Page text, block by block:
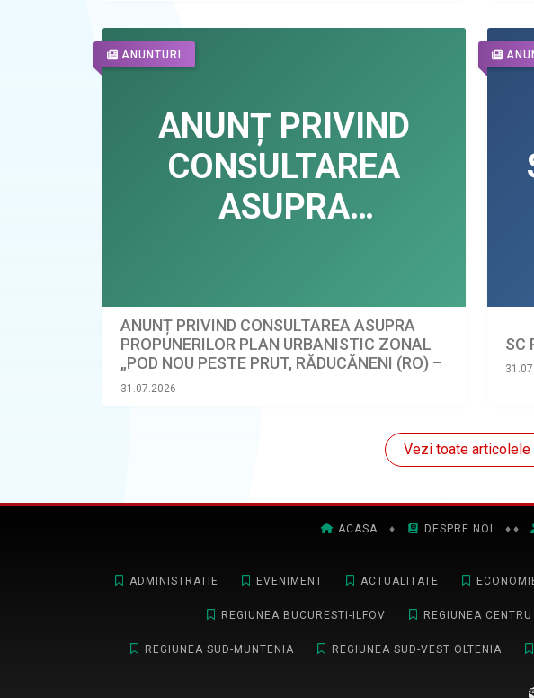
ANUNTURI
ANUNȚ PRIVIND CONSULTAREA ASUPRA
PROPUNERILOR PLAN URBANISTIC ZONAL
„POD NOU PESTE PRUT, RĂDUCĂNENI (RO) –
BĂRBOIENI (MD)”
31.07.2026
SC
Vezi toate articolele
ACASA ♦ DESPRE NOI ♦ ♦
ADMINISTRATIE EVENIMENT ACTUALITATE
REGIUNEA BUCURESTI-ILFOV REGIUNEA CENTRU
REGIUNEA SUD-MUNTENIA REGIUNEA SUD-VEST OLTENIA